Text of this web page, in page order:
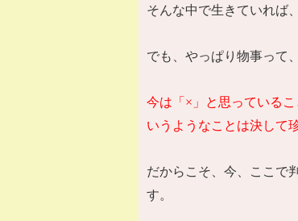
そんな中で生きていれば
でも、やっぱり物事って
今は「 × 」と思っている
いうようなことは決して
だからこそ、今、ここで
す。